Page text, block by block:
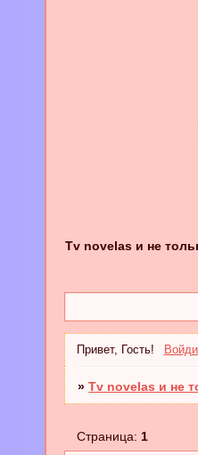
Tv novelas и не
Привет, Гость!
»Tv novelas и не
Страница:1